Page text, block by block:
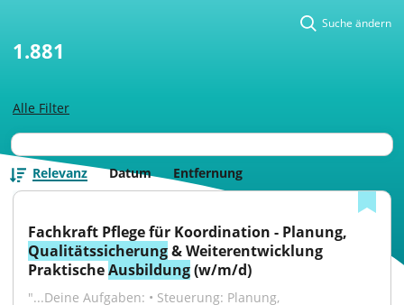
Alle Filter
Suche ändern
1.881
Relevanz Datum Entfernung
Qualitätssicherung & Weiterentwicklung
Praktische Ausbildung (w/m/d)